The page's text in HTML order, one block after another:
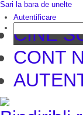
CINE
CONT
Sari la bara de unelte
Autentificare